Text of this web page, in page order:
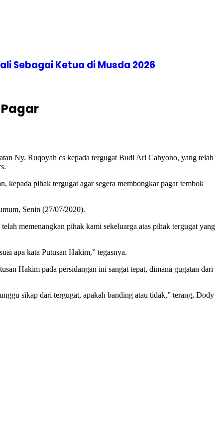
Sebagai Ketua di Musda 2026
Ny. Ruqoyah cs kepada tergugat Budi Ari Cahyono, yang telah
pihak tergugat agar segera membongkar pagar tembok
Senin (27/07/2020).
memenangkan pihak kami sekeluarga atas pihak tergugat yang
apa kata Putusan Hakim,” tegasnya.
Hakim pada persidangan ini sangat tepat, dimana gugatan dari
sikap dari tergugat, apakah banding atau tidak,” terang, Dody